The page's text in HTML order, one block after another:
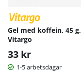
Gel med koffein, 45 g,
Vitargo
33 kr
1-5 arbetsdagar